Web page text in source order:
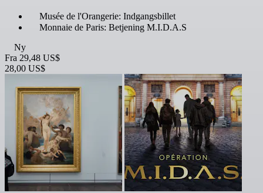
Musée de l'Orangerie: Indgangsbillet
Monnaie de Paris: Betjening M.I.D.A.S
Ny
Fra 29,48 US$
28,00 US$